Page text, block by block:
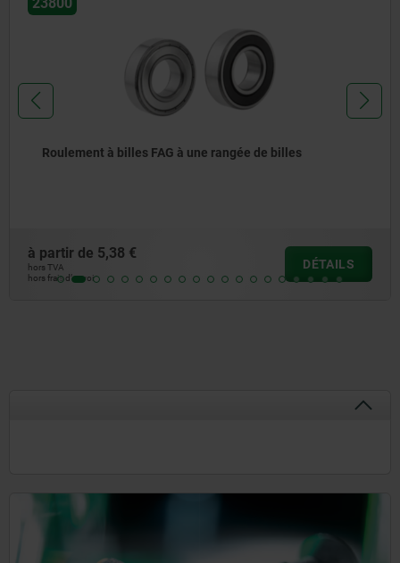
Roulement à billes FAG à une rangée de billes
à partir de 5,38 €
hors TVA
hors frais d’envoi
DÉTAILS